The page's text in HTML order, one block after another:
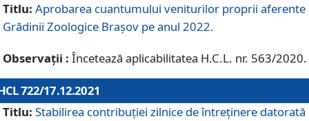
Titlu: Aprobarea cuantumului veniturilor proprii aferente
Grădinii Zoologice Braşov pe anul 2022.
Observații : Încetează aplicabilitatea H.C.L. nr. 563/2020.
722/17.12.2021
Titlu: Stabilirea contribuţiei zilnice de întreținere datorată